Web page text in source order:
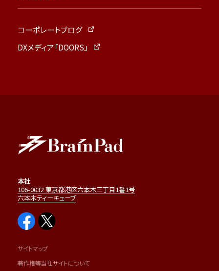
コーポレートブログ
DXメディア「DOORS」
本社
106-0032 東京都港区六本木三丁目1番1号
六本木ティーキューブ
サイトマップ
著作権等当社サイトについて